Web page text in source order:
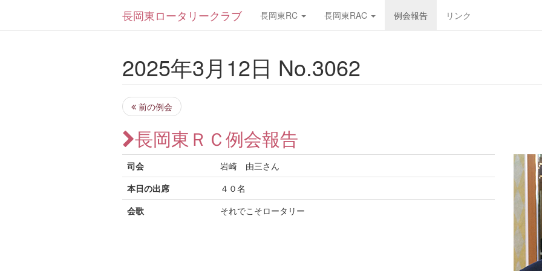
長岡東ロータリークラブ 長岡東RC 長岡東RAC 例会報告 リンク
2025年3月12日 No.3062
前の例会
長岡東ＲＣ例会報告
司会
岩崎 由三さん
本日の出席
４０名
会歌
それでこそロータリー